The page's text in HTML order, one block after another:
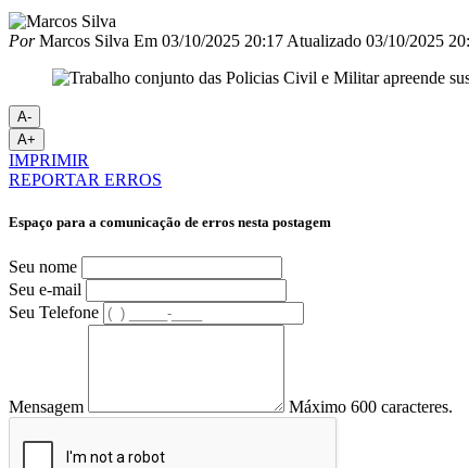
PorMarcos Silva Em 03/10/2025 20:17 Atualizado 03/10/2025
A-
A+
IMPRIMIR
REPORTAR ERROS
Espaço para a comunicação de erros nesta postagem
Seu nome
Seu e-mail
Seu Telefone
Mensagem Máximo 600 caracteres.